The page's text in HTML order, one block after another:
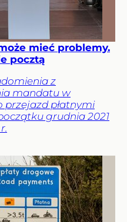
mieć problemy.
pocztą
z
mandatu w
przejazd płatnymi
grudnia 2021